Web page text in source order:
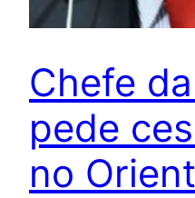
Chefe
pede
no